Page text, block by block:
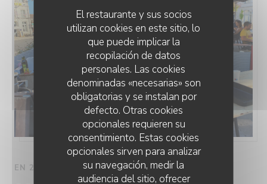
El restaurante y sus socios
utilizan cookies en este sitio, lo
que puede implicar la
recopilación de datos
personales. Las cookies
denominadas «necesarias» son
obligatorias y se instalan por
defecto. Otras cookies
opcionales requieren su
consentimiento. Estas cookies
opcionales sirven para analizar
su navegación, medir la
audiencia del sitio, ofrecer
EN 22/08/2026 DE LAS 18H00 HASTA LAS 23H45